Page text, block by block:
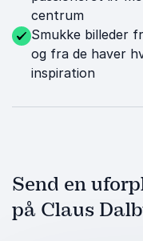
centrum
Smukke billeder
og fra de haver
inspiration
Send en
på Claus